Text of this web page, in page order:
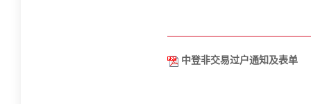
中登非交易过户通知及表单